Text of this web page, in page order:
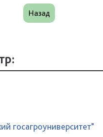
Назад
госагроуниверситет"